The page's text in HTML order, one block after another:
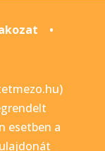
•
esetben a